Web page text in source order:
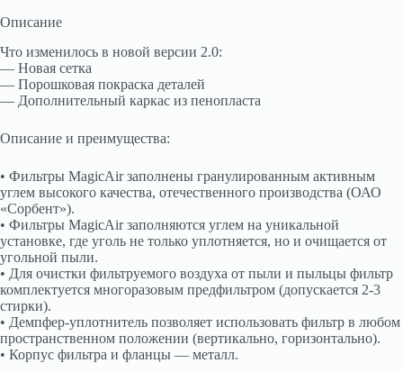
Описание
Что изменилось в новой версии 2.0:
— Новая сетка
— Порошковая покраска деталей
— Дополнительный каркас из пенопласта
Описание и преимущества:
• Фильтры MagicAir заполнены гранулированным активным
углем высокого качества, отечественного производства (ОАО
«Сорбент»).
• Фильтры MagicAir заполняются углем на уникальной
установке, где уголь не только уплотняется, но и очищается от
угольной пыли.
• Для очистки фильтруемого воздуха от пыли и пыльцы фильтр
комплектуется многоразовым предфильтром (допускается 2-3
стирки).
• Демпфер-уплотнитель позволяет использовать фильтр в любом
пространственном положении (вертикально, горизонтально).
• Корпус фильтра и фланцы — металл.